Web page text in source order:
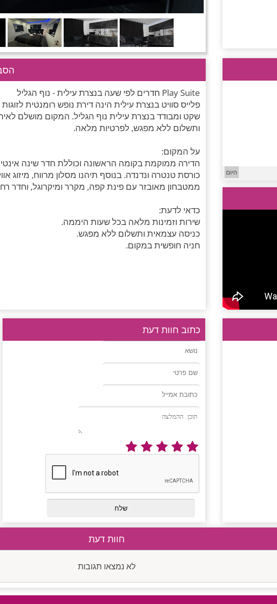
Play Suite חדרים לפי שעה בנצרת עילית - נוף הגליל
שקט ומבודד בנצרת עילית נוף הגליל. המקום מושלם
ותשלום ללא מפגש, לפרטיות מלאה.
על המקום:
הדירה ממוקמת בקומה הראשונה וכוללת חדר שינה
כורסת טנטרה ונדנדה. בנוסף תיהנו מסלון מרווח, מיזוג
ממטבחון מאובזר עם פינת קפה, מקרר ומיקרוגל, וחדר
כדאי לדעת:
שירות וזמינות מלאה בכל שעות היממה.
כניסה עצמאית ותשלום ללא מפגש.
חניה חופשית במקום.
כתוב חוות דעת
חוות דעת
לא נמצאו תגובות